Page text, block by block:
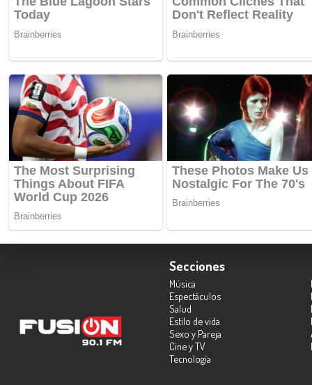
Secciones
Música
Espectáculos
Salud
Estilo de vida
Sexo y Pareja
Cine y TV
Tecnología